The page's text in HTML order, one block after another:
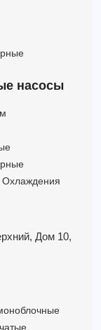
насосы
Дом 10,